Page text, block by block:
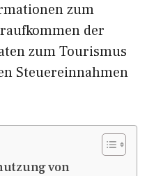
zum
der
zum Tourismus
Steuereinnahmen
von